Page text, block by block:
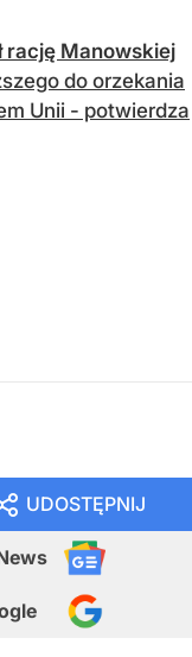
rację Manowskiej
do orzekania
Unii - potwierdza
UDOSTĘPNIJ